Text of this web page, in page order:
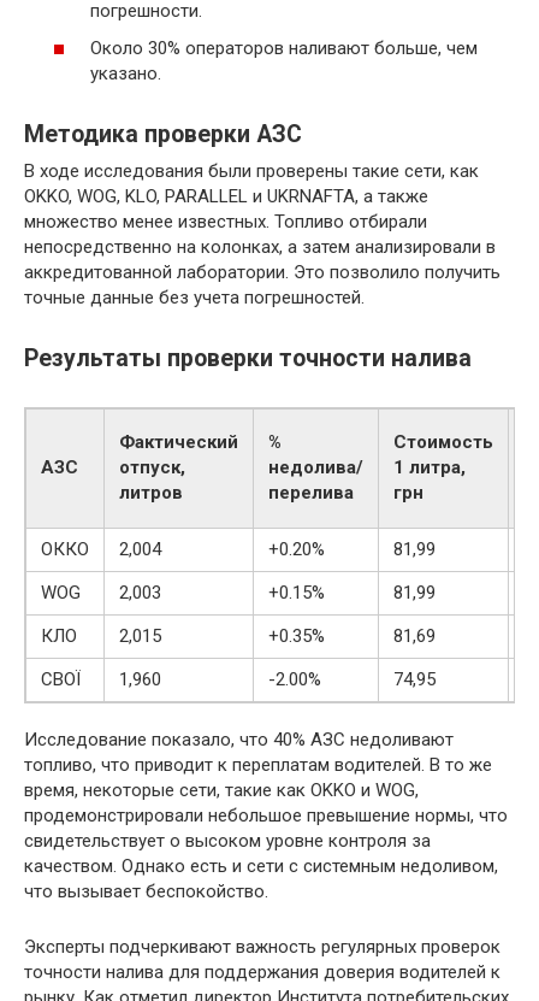
погрешности.
Около 30% операторов наливают больше, чем
указано.
Методика проверки АЗС
В ходе исследования были проверены такие сети, как
OKKO, WOG, KLO, PARALLEL и UKRNAFTA, а также
множество менее известных. Топливо отбирали
непосредственно на колонках, а затем анализировали в
аккредитованной лаборатории. Это позволило получить
точные данные без учета погрешностей.
Результаты проверки точности налива
АЗС
Фактический
отпуск,
литров
%
недолива/
перелива
Стоимость
1 литра,
грн
ОККО
2,004 +0.20% 81,99
WOG
2,003 +0.15% 81,99
КЛО
2,015 +0.35% 81,69
СВОЇ
1,960 -2.00% 74,95
Исследование показало, что 40% АЗС недоливают
топливо, что приводит к переплатам водителей. В то же
время, некоторые сети, такие как OKKO и WOG,
продемонстрировали небольшое превышение нормы, что
свидетельствует о высоком уровне контроля за
качеством. Однако есть и сети с системным недоливом,
что вызывает беспокойство.
Эксперты подчеркивают важность регулярных проверок
точности налива для поддержания доверия водителей к